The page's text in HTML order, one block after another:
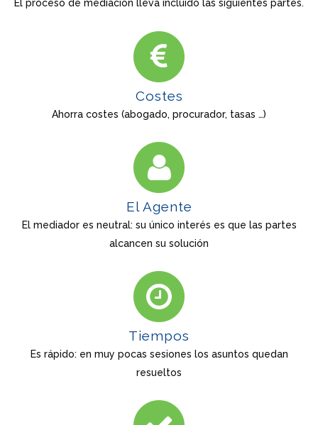
El proceso de mediación lleva incluido las siguientes partes.
Costes
Ahorra costes (abogado, procurador, tasas …)
El Agente
El mediador es neutral: su único interés es que las partes
alcancen su solución
Tiempos
Es rápido: en muy pocas sesiones los asuntos quedan
resueltos